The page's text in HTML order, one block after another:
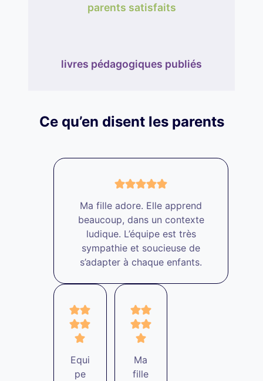
parents satisfaits
livres pédagogiques publiés
Ce qu’en disent les parents
Ma fille adore. Elle apprend
beaucoup, dans un contexte
ludique. L’équipe est très
sympathie et soucieuse de
s’adapter à chaque enfants.
Equi
pe
Ma
fille